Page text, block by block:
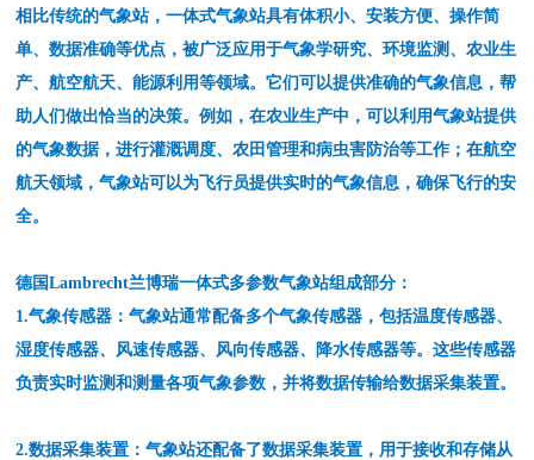
相比传统的气象站，一体式气象站具有体积小、安装方便、操作简
单、数据准确等优点，被广泛应用于气象学研究、环境监测、农业生
产、航空航天、能源利用等领域。它们可以提供准确的气象信息，帮
助人们做出恰当的决策。例如，在农业生产中，可以利用气象站提供
的气象数据，进行灌溉调度、农田管理和病虫害防治等工作；在航空
航天领域，气象站可以为飞行员提供实时的气象信息，确保飞行的安
全。
德国Lambrecht兰博瑞一体式多参数气象站组成部分：
1.气象传感器：气象站通常配备多个气象传感器，包括温度传感器、
湿度传感器、风速传感器、风向传感器、降水传感器等。这些传感器
负责实时监测和测量各项气象参数，并将数据传输给数据采集装置。
2.数据采集装置：气象站还配备了数据采集装置，用于接收和存储从